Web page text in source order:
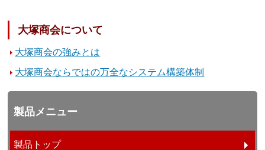
大塚商会について
大塚商会の強みとは
大塚商会ならではの万全なシステム構築体制
製品メニュー
製品トップ